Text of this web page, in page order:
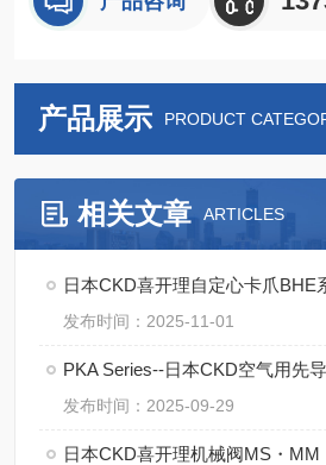
产品展示 PRODUCT
相关文章 ARTICLES
日本CKD喜开理自定心卡爪BHE
发布时间：2025-11-01
发布时间：2025-09-29
日本CKD喜开理机械阀MS・MM